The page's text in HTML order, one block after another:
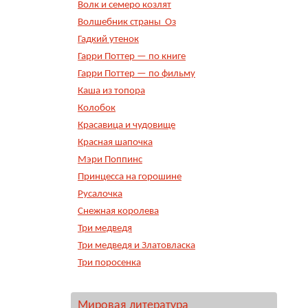
Волк и семеро козлят
Волшебник страны Оз
Гадкий утенок
Гарри Поттер — по книге
Гарри Поттер — по фильму
Каша из топора
Колобок
Красавица и чудовище
Красная шапочка
Мэри Поппинс
Принцесса на горошине
Русалочка
Снежная королева
Три медведя
Три медведя и Златовласка
Три поросенка